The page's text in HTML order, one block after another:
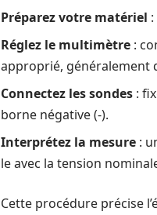
Préparez votre matériel
Réglez le multimètre :
approprié, généralement
Connectez les sondes :
borne négative (-).
Interprétez la mesure :
le avec la tension
Cette procédure précise